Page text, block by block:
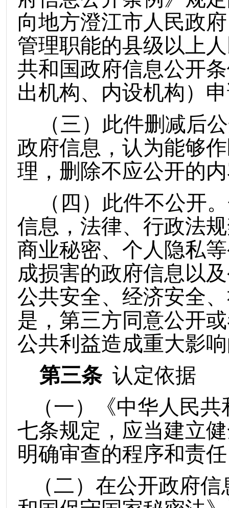
向地方澄江市人民政
管理职能的县级以上
共和国政府信息公开
出机构、内设机构）
（三 ） 此件删减后
政府信息，认为能够
理，删除不应公开的
（ 四 ） 此件不公开
信息，法律、行政法
商业秘密、个人隐私
成损害的政府信息以
公共安全、经济安全
是，第三方同意公开
公共利益造成重大影
第三条 认定依据
（一）
《中华人民
七条规定，应当建立
明确审查的程序和责
（二） 在公开政府信